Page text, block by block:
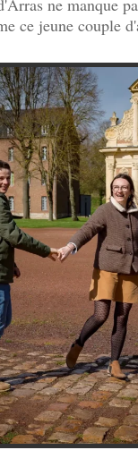
ce jeune couple